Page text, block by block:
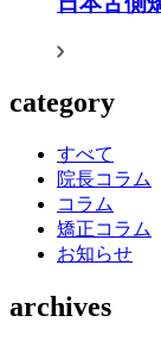
category
すべて
院長コラム
コラム
矯正コラム
お知らせ
archives